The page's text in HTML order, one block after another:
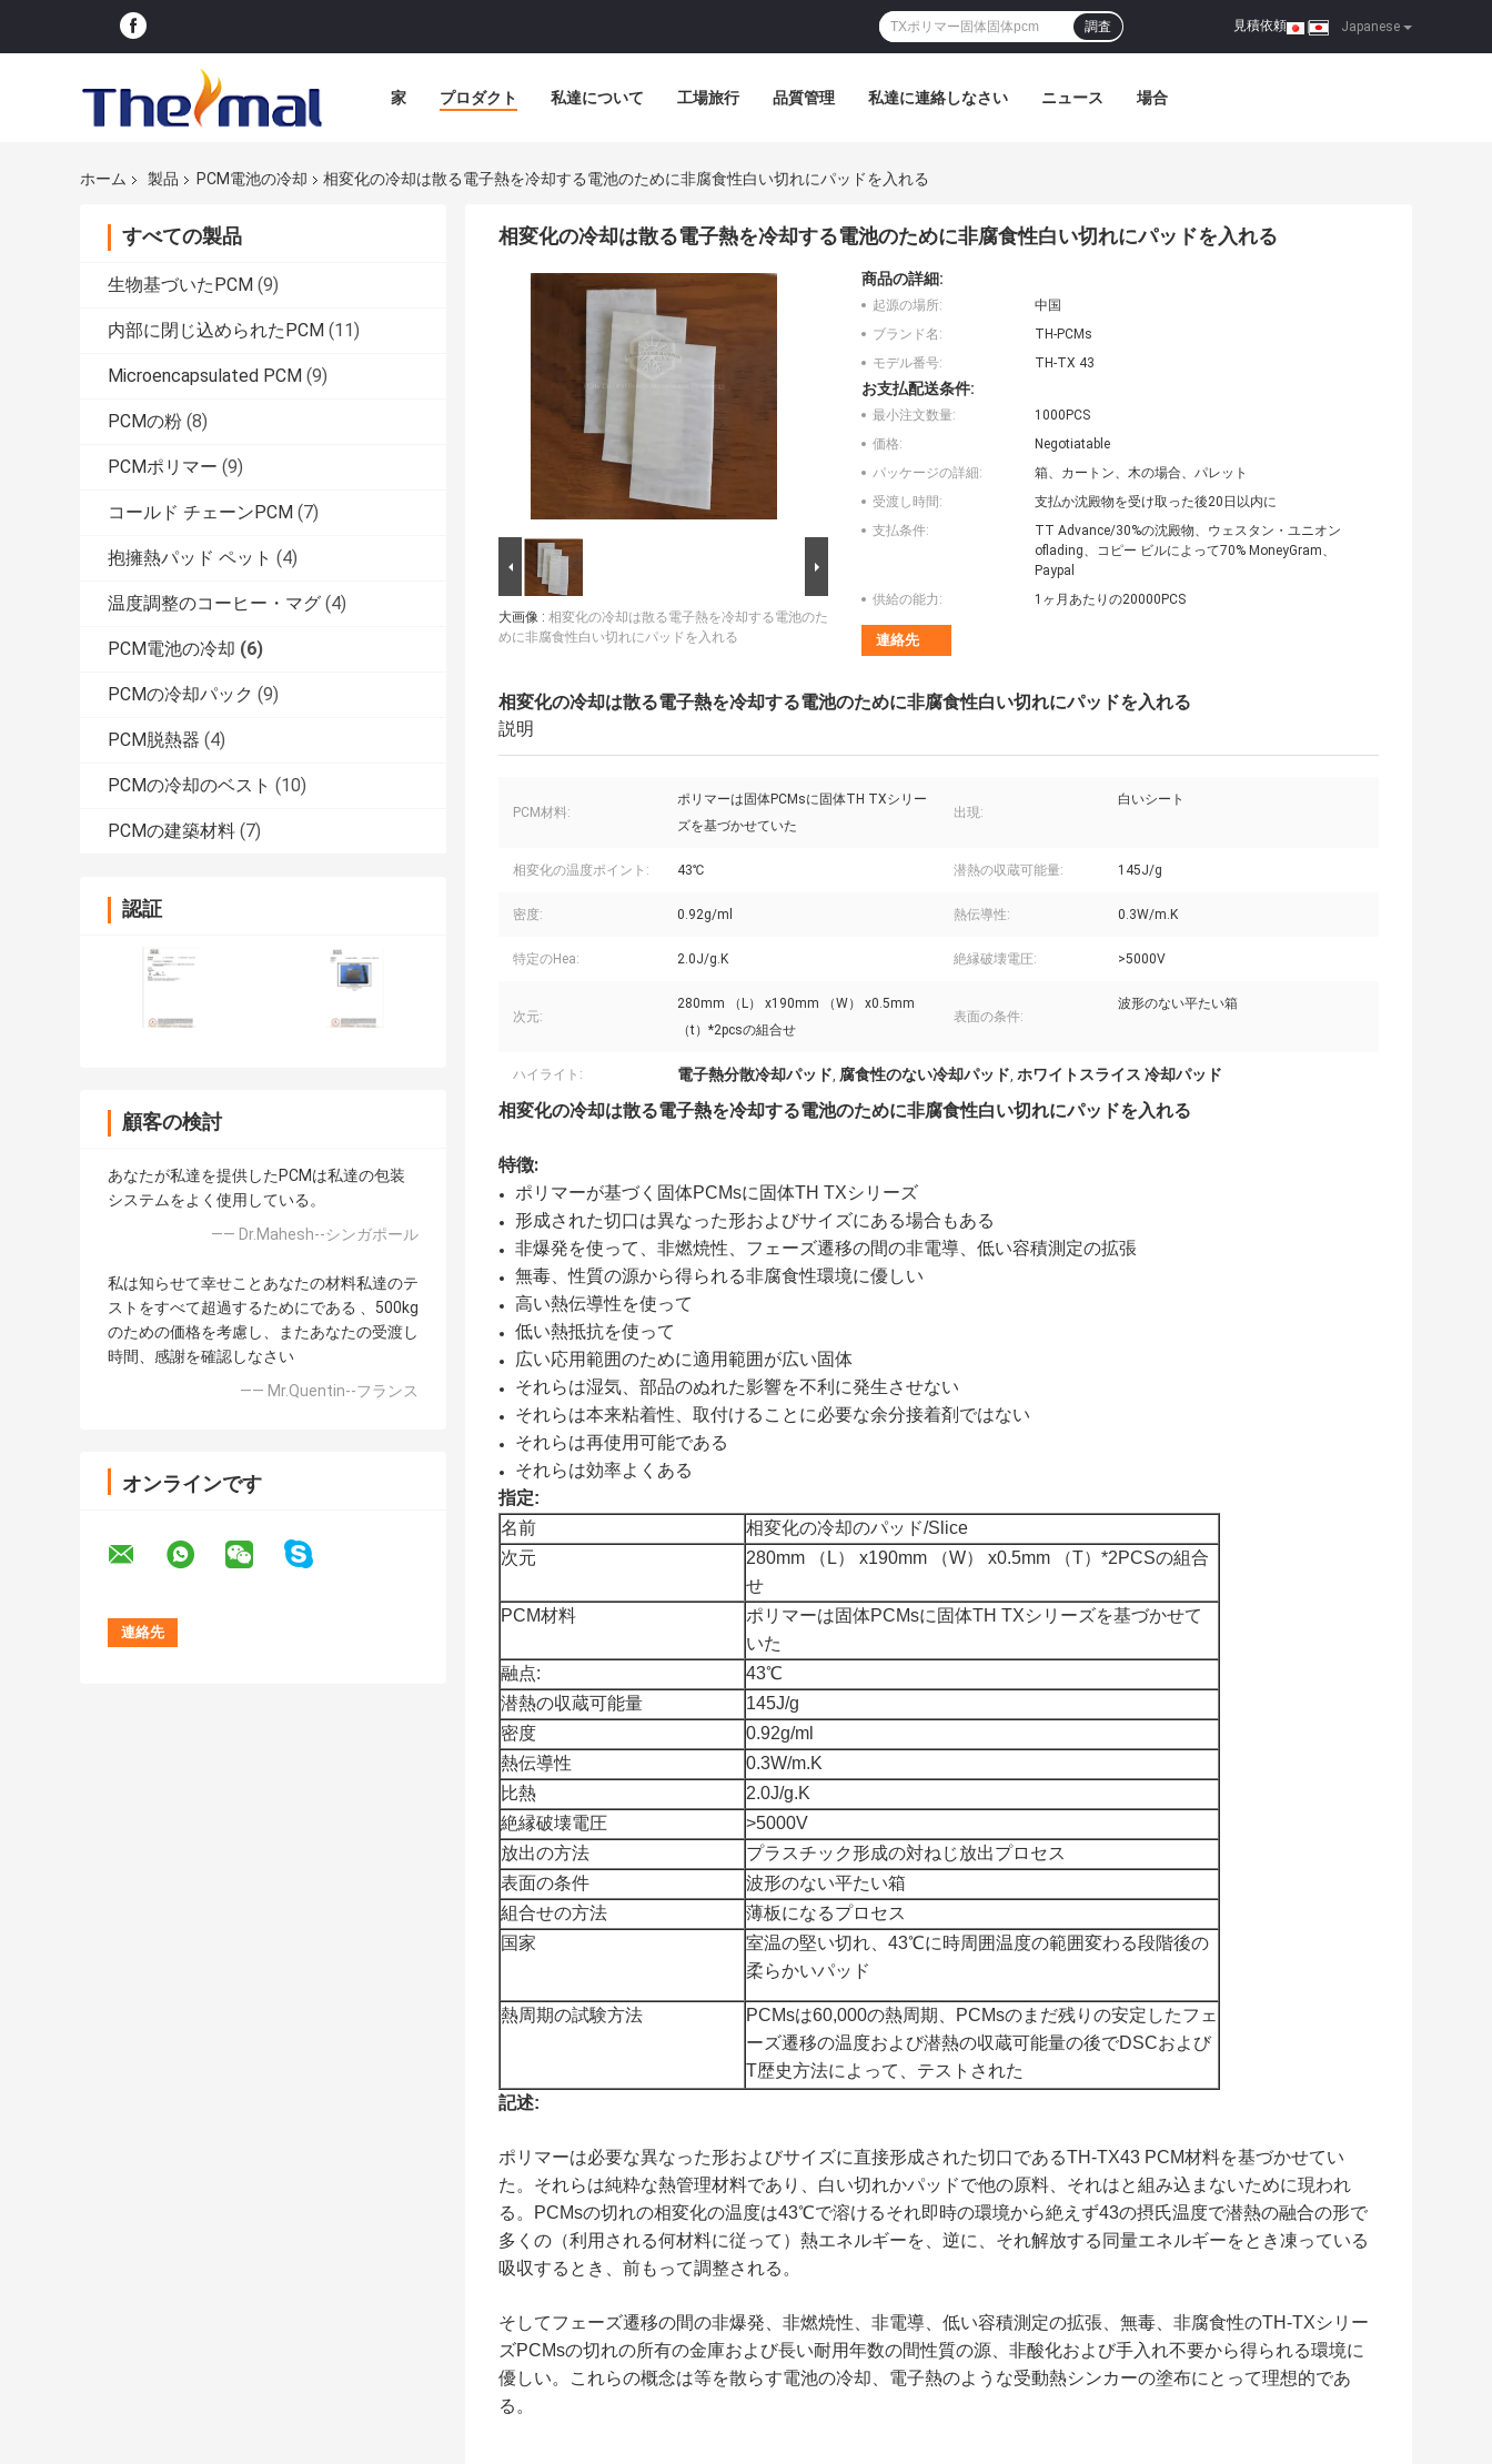
Japanese
見積依頼 |
調査
家 プロダクト 私達について 工場旅行 品質管理 私達に連絡しなさい ニュース 場合
ホーム 製品 PCM電池の冷却 相変化の冷却は散る電子熱を冷却する電池のために非腐食性白い切れにパッドを入れる
すべての製品
生物基づいたPCM (9)
内部に閉じ込められたPCM (11)
Microencapsulated PCM (9)
PCMの粉 (8)
PCMポリマー (9)
コールド チェーンPCM (7)
抱擁熱パッド ペット (4)
温度調整のコーヒー・マグ (4)
PCM電池の冷却 (6)
PCMの冷却パック (9)
PCM脱熱器 (4)
PCMの冷却のベスト (10)
PCMの建築材料 (7)
認証
顧客の検討
あなたが私達を提供したPCMは私達の包装
システムをよく使用している。
—— Dr.Mahesh--シンガポール
私は知らせて幸せことあなたの材料私達のテ
ストをすべて超過するためにである 、500kg
のための価格を考慮し、またあなたの受渡し
時間、感謝を確認しなさい
—— Mr.Quentin--フランス
オンラインです
相変化の冷却は散る電子熱を冷却する電池のために非腐食性白い切れにパッドを入れる
大画像 : 相変化の冷却は散る電子熱を冷却する電池のた
めに非腐食性白い切れにパッドを入れる
商品の詳細:
起源の場所:
中国
ブランド名:
TH-PCMs
モデル番号:
TH-TX 43
お支払配送条件:
最小注文数量:
1000PCS
価格:
Negotiatable
パッケージの詳細:
箱、カートン、木の場合、パレット
受渡し時間:
支払か沈殿物を受け取った後20日以内に
支払条件:
TT Advance/30%の沈殿物、ウェスタン・ユニオン
oflading、コピー ビルによって70% MoneyGram、
Paypal
供給の能力:
1ヶ月あたりの20000PCS
連絡先
相変化の冷却は散る電子熱を冷却する電池のために非腐食性白い切れにパッドを入れる
説明
PCM材料:
ポリマーは固体PCMsに固体TH TXシリー
ズを基づかせていた
出現:
白いシート
相変化の温度ポイント: 43℃ 潜熱の収蔵可能量: 145J/g
密度: 0.92g/ml 熱伝導性: 0.3W/m.K
特定のHea: 2.0J/g.K 絶縁破壊電圧: >5000V
次元:
280mm （L） x190mm （W） x0.5mm
（t）*2pcsの組合せ
表面の条件:
波形のない平たい箱
ハイライト: 電子熱分散冷却パッド, 腐食性のない冷却パッド, ホワイトスライス 冷却パッド
相変化の冷却は散る電子熱を冷却する電池のために非腐食性白い切れにパッドを入れる
特徴:
ポリマーが基づく固体PCMsに固体TH TXシリーズ
形成された切口は異なった形およびサイズにある場合もある
非爆発を使って、非燃焼性、フェーズ遷移の間の非電導、低い容積測定の拡張
無毒、性質の源から得られる非腐食性環境に優しい
高い熱伝導性を使って
低い熱抵抗を使って
広い応用範囲のために適用範囲が広い固体
それらは湿気、部品のぬれた影響を不利に発生させない
それらは本来粘着性、取付けることに必要な余分接着剤ではない
それらは再使用可能である
それらは効率よくある
指定:
名前
相変化の冷却のパッド/Slice
次元
280mm （L） x190mm （W） x0.5mm （T）*2PCSの組合
せ
PCM材料
ポリマーは固体PCMsに固体TH TXシリーズを基づかせて
いた
融点:
43℃
潜熱の収蔵可能量
145J/g
密度
0.92g/ml
熱伝導性
0.3W/m.K
比熱
2.0J/g.K
絶縁破壊電圧
>5000V
放出の方法
プラスチック形成の対ねじ放出プロセス
表面の条件
波形のない平たい箱
組合せの方法
薄板になるプロセス
国家
室温の堅い切れ、43℃に時周囲温度の範囲変わる段階後の
柔らかいパッド
熱周期の試験方法
PCMsは60,000の熱周期、PCMsのまだ残りの安定したフェ
ーズ遷移の温度および潜熱の収蔵可能量の後でDSCおよび
T歴史方法によって、テストされた
記述:
ポリマーは必要な異なった形およびサイズに直接形成された切口であるTH-TX43 PCM材料を基づかせてい
た。それらは純粋な熱管理材料であり、白い切れかパッドで他の原料、それはと組み込まないために現われ
る。PCMsの切れの相変化の温度は43℃で溶けるそれ即時の環境から絶えず43の摂氏温度で潜熱の融合の形で
多くの（利用される何材料に従って）熱エネルギーを、逆に、それ解放する同量エネルギーをとき凍っている
吸収するとき、前もって調整される。
そしてフェーズ遷移の間の非爆発、非燃焼性、非電導、低い容積測定の拡張、無毒、非腐食性のTH-TXシリー
ズPCMsの切れの所有の金庫および長い耐用年数の間性質の源、非酸化および手入れ不要から得られる環境に
優しい。これらの概念は等を散らす電池の冷却、電子熱のような受動熱シンカーの塗布にとって理想的であ
る。